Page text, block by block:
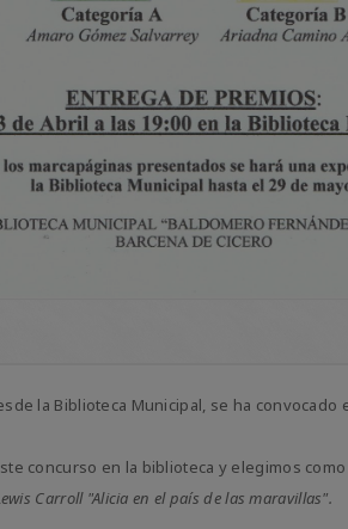
la Biblioteca Municipal, se ha convocado
concurso en la biblioteca y elegimos
Carroll "Alicia en el país de las maravillas".